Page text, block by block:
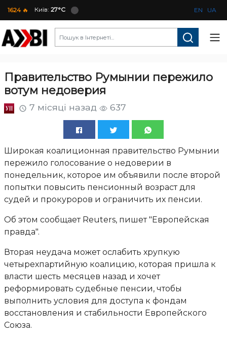
1624🔥 Київ: 27°C EN UA
Правительство Румынии пережило
вотум недоверия
7 місяці назад 637
Широкая коалиционная правительство Румынии
пережило голосование о недоверии в
понедельник, которое им объявили после второй
попытки повысить пенсионный возраст для
судей и прокуроров и ограничить их пенсии.
Об этом сообщает Reuters, пишет "Европейская
правда".
Вторая неудача может ослабить хрупкую
четырехпартийную коалицию, которая пришла к
власти шесть месяцев назад и хочет
реформировать судебные пенсии, чтобы
выполнить условия для доступа к фондам
восстановления и стабильности Европейского
Союза.